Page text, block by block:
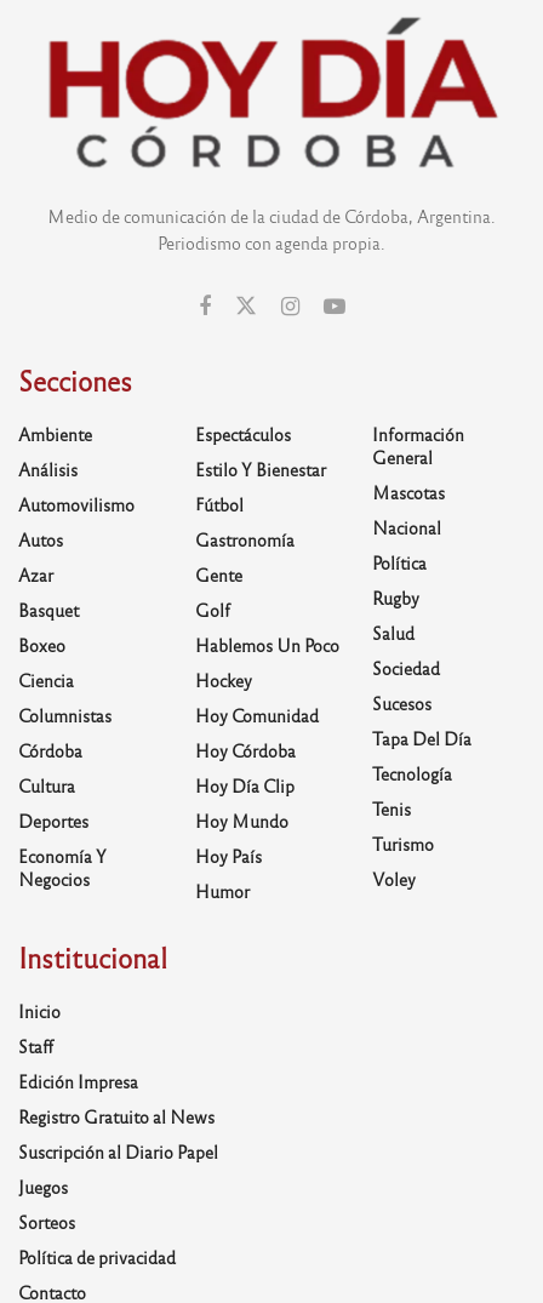
Medio de comunicación de la ciudad de Córdoba, Argentina.
Periodismo con agenda propia.
Secciones
Ambiente
Análisis
Automovilismo
Autos
Azar
Basquet
Boxeo
Ciencia
Columnistas
Córdoba
Cultura
Deportes
Economía Y
Negocios
Espectáculos
Estilo Y Bienestar
Fútbol
Gastronomía
Gente
Golf
Hablemos Un Poco
Hockey
Hoy Comunidad
Hoy Córdoba
Hoy Día Clip
Hoy Mundo
Hoy País
Humor
Información
General
Mascotas
Nacional
Política
Rugby
Salud
Sociedad
Sucesos
Tapa Del Día
Tecnología
Tenis
Turismo
Voley
Institucional
Inicio
Staff
Edición Impresa
Registro Gratuito al News
Suscripción al Diario Papel
Juegos
Sorteos
Política de privacidad
Contacto